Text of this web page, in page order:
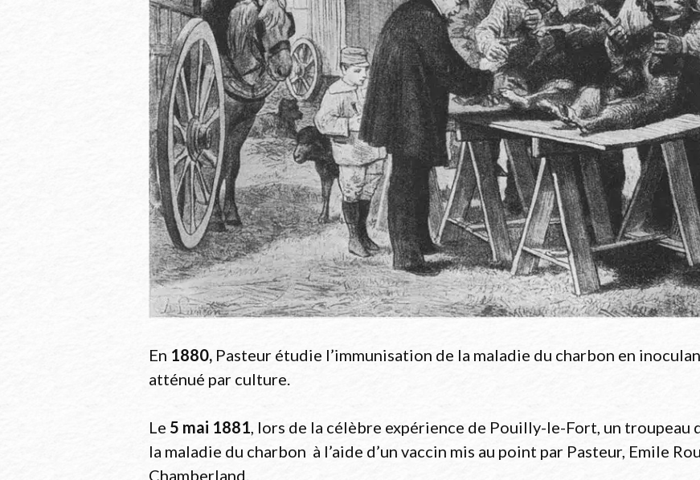
Domaine public, https://commons.wikimedia.org/w/
En 1880, Pasteur étudie l’immunisation de la maladie du charbon en
atténué par culture.
Le 5 mai 1881, lors de la célèbre expérience de Pouilly-le-Fort, un troupeau
la maladie du charbon à l’aide d’un vaccin mis au point par Pasteur, Emile
Chamberland.